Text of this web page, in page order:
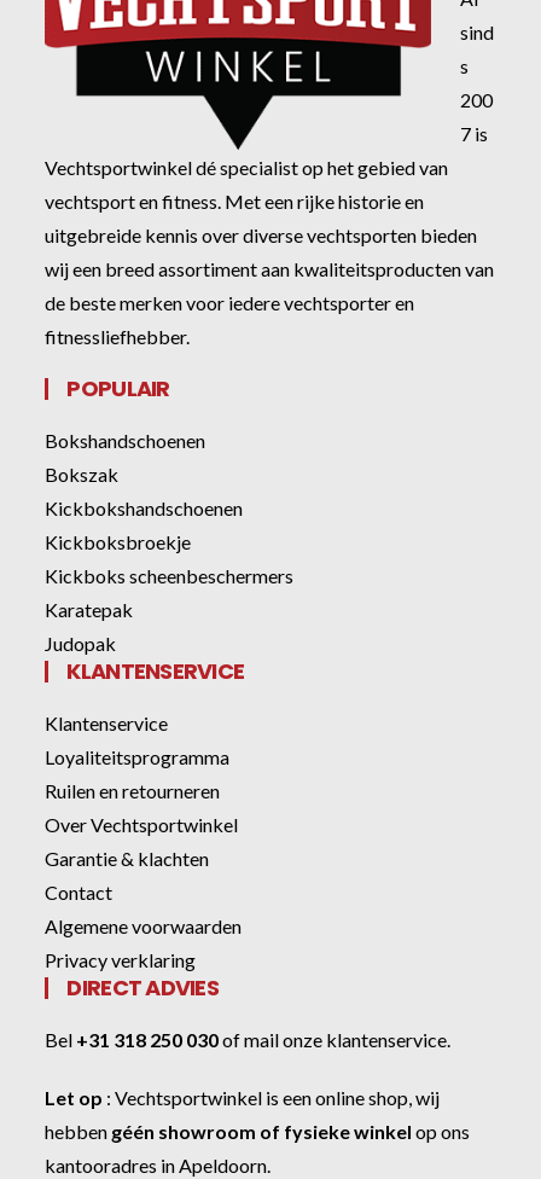
sind
s
200
7 is
Vechtsportwinkel dé specialist op het gebied van
vechtsport en fitness. Met een rijke historie en
uitgebreide kennis over diverse vechtsporten bieden
wij een breed assortiment aan kwaliteitsproducten van
de beste merken voor iedere vechtsporter en
fitnessliefhebber.
POPULAIR
Bokshandschoenen
Bokszak
Kickbokshandschoenen
Kickboksbroekje
Kickboks scheenbeschermers
Karatepak
Judopak
KLANTENSERVICE
Klantenservice
Loyaliteitsprogramma
Ruilen en retourneren
Over Vechtsportwinkel
Garantie & klachten
Contact
Algemene voorwaarden
Privacy verklaring
DIRECT ADVIES
Bel +31 318 250 030ofmail onze klantenservice.
Let op :Vechtsportwinkel is een online shop, wij
hebben géén showroom of fysieke winkel op ons
kantooradres in Apeldoorn.